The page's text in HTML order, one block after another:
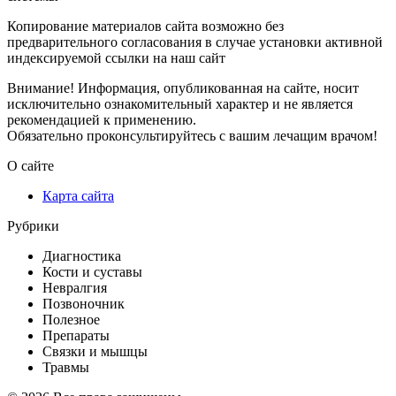
Копирование материалов сайта возможно без
предварительного согласования в случае установки активной
индексируемой ссылки на наш сайт
Внимание! Информация, опубликованная на сайте, носит
исключительно ознакомительный характер и не является
рекомендацией к применению.
Обязательно проконсультируйтесь с вашим лечащим врачом!
О сайте
Карта сайта
Рубрики
Диагностика
Кости и суставы
Невралгия
Позвоночник
Полезное
Препараты
Связки и мышцы
Травмы